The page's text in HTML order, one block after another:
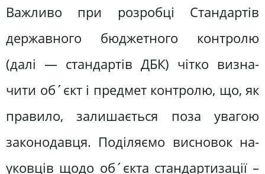
Важливо при розробці Стандартів
державного бюджетного контролю
(далі — стандартів ДБК) чітко визна­
чити об´єкт і предмет контролю, що, як
правило, залишається поза увагою
законодавця. Поділяємо висновок на­
уковців щодо об´єкта стандартизації –